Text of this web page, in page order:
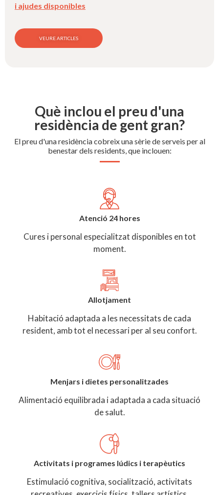
i ajudes disponibles
VEURE ARTICLES
Què inclou el preu d'una
residència de gent gran?
El preu d'una residència cobreix una sèrie de serveis per al
benestar dels residents, que inclouen:
Atenció 24 hores
Cures i personal especialitzat disponibles en tot
moment.
Allotjament
Habitació adaptada a les necessitats de cada
resident, amb tot el necessari per al seu confort.
Menjars i dietes personalitzades
Alimentació equilibrada i adaptada a cada situació
de salut.
Activitats i programes lúdics i terapèutics
Estimulació cognitiva, socialització, activitats